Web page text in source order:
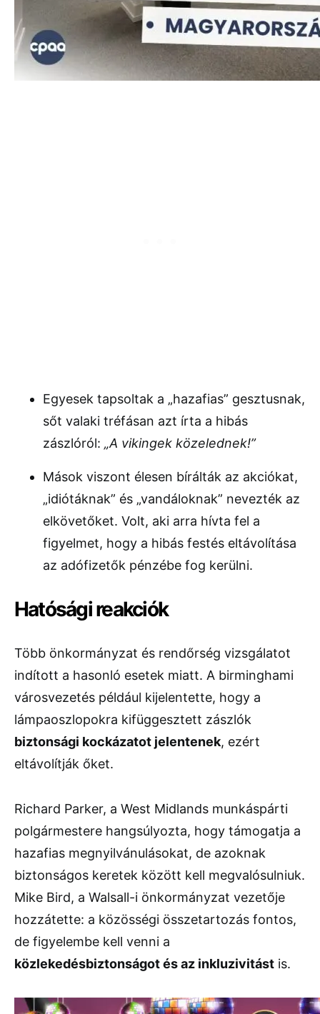
Egyesek tapsoltak a „hazafias” gesztusnak,
sőt valaki tréfásan azt írta a hibás
zászlóról: „A vikingek közelednek!”
Mások viszont élesen bírálták az akciókat,
„idiótáknak” és „vandáloknak” nevezték az
elkövetőket. Volt, aki arra hívta fel a
figyelmet, hogy a hibás festés eltávolítása
az adófizetők pénzébe fog kerülni.
Hatósági reakciók
Több önkormányzat és rendőrség vizsgálatot
indított a hasonló esetek miatt. A birminghami
városvezetés például kijelentette, hogy a
lámpaoszlopokra kifüggesztett zászlók
biztonsági kockázatot jelentenek, ezért
eltávolítják őket.
Richard Parker, a West Midlands munkáspárti
polgármestere hangsúlyozta, hogy támogatja a
hazafias megnyilvánulásokat, de azoknak
biztonságos keretek között kell megvalósulniuk.
Mike Bird, a Walsall-i önkormányzat vezetője
hozzátette: a közösségi összetartozás fontos,
de figyelembe kell venni a
közlekedésbiztonságot és az inkluzivitást is.